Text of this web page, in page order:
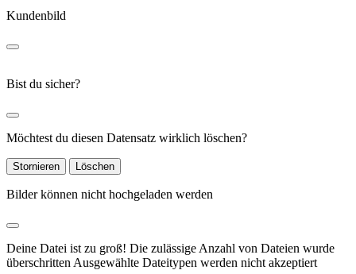
Kundenbild
Bist du sicher?
Möchtest du diesen Datensatz wirklich löschen?
Stornieren Löschen
Bilder können nicht hochgeladen werden
Deine Datei ist zu groß! Die zulässige Anzahl von Dateien wurde
überschritten Ausgewählte Dateitypen werden nicht akzeptiert